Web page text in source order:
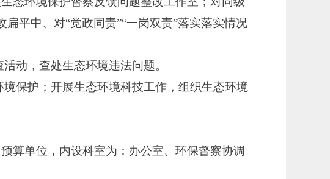
扁平中、对“党政同责”“一岗双责”落实落实情况
动，查处生态环境违法问题。
保护；开展生态环境科技工作，组织生态环境
算单位，内设科室为： 办公室、环保督察协调